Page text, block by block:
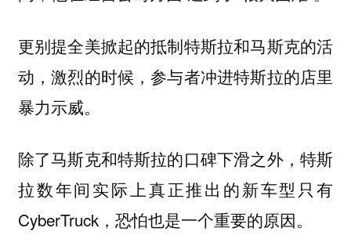
更别提全美掀起的抵制特斯拉和马斯克的活
动，激烈的时候，参与者冲进特斯拉的店里
暴力示威。
除了马斯克和特斯拉的口碑下滑之外，特斯
拉数年间实际上真正推出的新车型只有
CyberTruck，恐怕也是一个重要的原因。